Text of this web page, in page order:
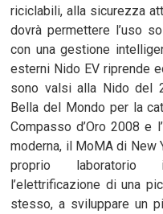
riciclabili, alla sicurezza
dovrà permettere l’uso
con una gestione
esterni Nido EV riprende
sono valsi alla Nido del
Bella del Mondo per la
Compasso d’Oro 2008 e
moderna, il MoMA di New
proprio laboratorio
l’elettrificazione di una
stesso, a sviluppare un